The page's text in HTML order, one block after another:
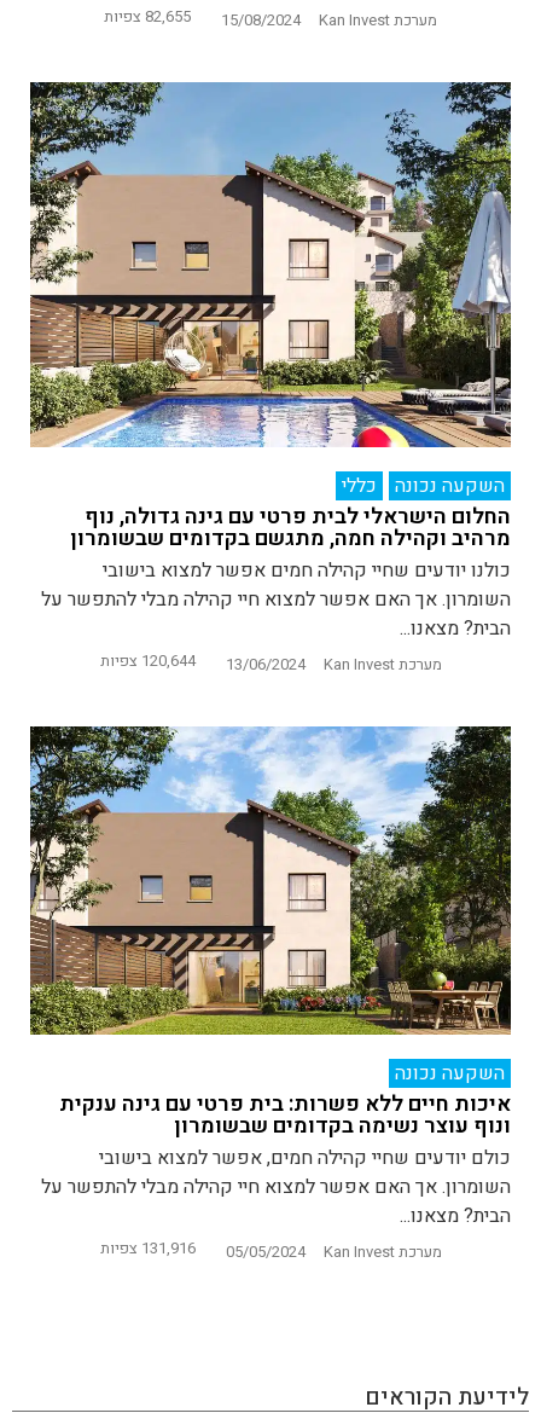
מערכת Kan Invest 15/08/2024 82,655 צפיות
השקעה נכונה כללי
החלום הישראלי לבית פרטי עם גינה גדולה, נוף
מרהיב וקהילה חמה, מתגשם בקדומים שבשומרון
כולנו יודעים שחיי קהילה חמים אפשר למצוא בישובי
השומרון. אך האם אפשר למצוא חיי קהילה מבלי להתפשר על
הבית? מצאנו...
מערכת Kan Invest 13/06/2024 120,644 צפיות
השקעה נכונה
איכות חיים ללא פשרות: בית פרטי עם גינה ענקית
ונוף עוצר נשימה בקדומים שבשומרון
כולם יודעים שחיי קהילה חמים, אפשר למצוא בישובי
השומרון. אך האם אפשר למצוא חיי קהילה מבלי להתפשר על
הבית? מצאנו...
מערכת Kan Invest 05/05/2024 131,916 צפיות
לידיעת הקוראים